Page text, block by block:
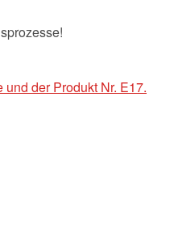
der Produkt Nr. E17.